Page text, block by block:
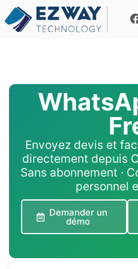
Envoyez devis et
directement depuis
Sans abonnement ·
personnel
Demander un
démo